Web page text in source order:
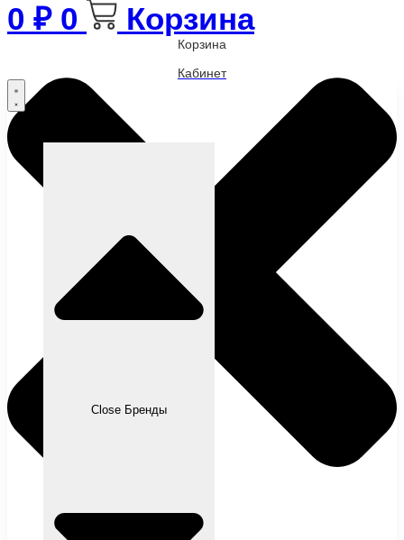
0 ₽ 0 Корзина
Корзина
Кабинет
Close Бренды